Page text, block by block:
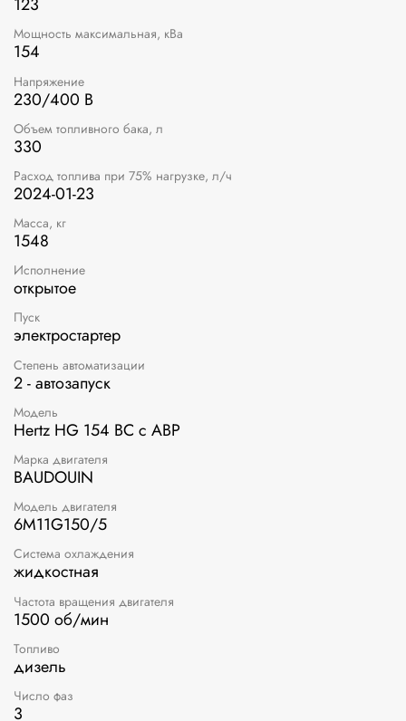
Мощность максимальная, кВа
154
Напряжение
230/400 В
Объем топливного бака, л
330
Расход топлива при 75% нагрузке, л/ч
2024-01-23
Масса, кг
1548
Исполнение
открытое
Пуск
электростартер
Степень автоматизации
2 - автозапуск
Модель
Hertz HG 154 BC с АВР
Марка двигателя
BAUDOUIN
Модель двигателя
6M11G150/5
Система охлаждения
жидкостная
Частота вращения двигателя
1500 об/мин
Топливо
дизель
Число фаз
3